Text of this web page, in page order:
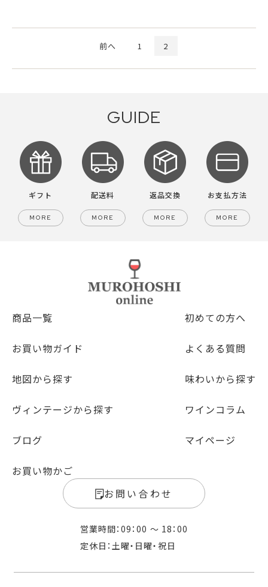
前へ 1 2
GUIDE
ギフト
MORE
配送料
MORE
返品交換
MORE
お支払方法
MORE
商品一覧 初めての方へ
お買い物ガイド よくある質問
味わいから探す
ヴィンテージから探す
地図から探す
ワインコラム
ブログ マイページ
お買い物かご
お問い合わせ
営業時間：09：00 〜 18：00
定休日：土曜・日曜・祝日